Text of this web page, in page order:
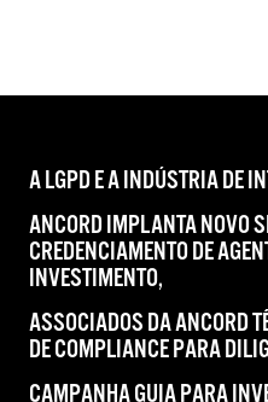
A LGPD E A INDÚSTRIA DE
ANCORD IMPLANTA NOVO
CREDENCIAMENTO DE
INVESTIMENTO,
ASSOCIADOS DA ANCORD
DE COMPLIANCE PARA
CAMPANHA GUIA PARA